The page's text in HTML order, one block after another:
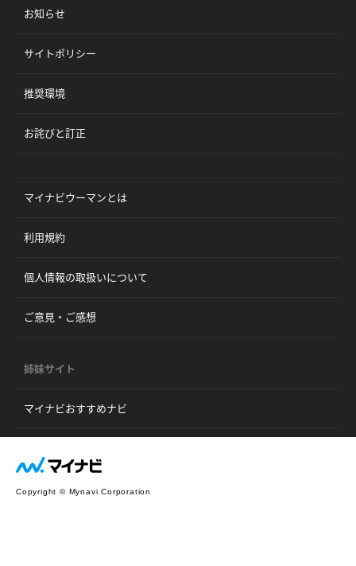
お知らせ
サイトポリシー
推奨環境
お詫びと訂正
マイナビウーマンとは
利用規約
個人情報の取扱いについて
ご意見・ご感想
姉妹サイト
マイナビおすすめナビ
Copyright © Mynavi Corporation